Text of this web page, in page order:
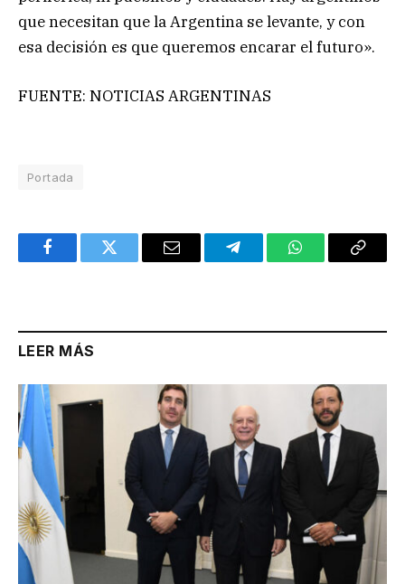
que necesitan que la Argentina se levante, y con
esa decisión es que queremos encarar el futuro».
FUENTE: NOTICIAS ARGENTINAS
Portada
FacebookTwitter Email TelegramWhatsAppCopy
LEER MÁS